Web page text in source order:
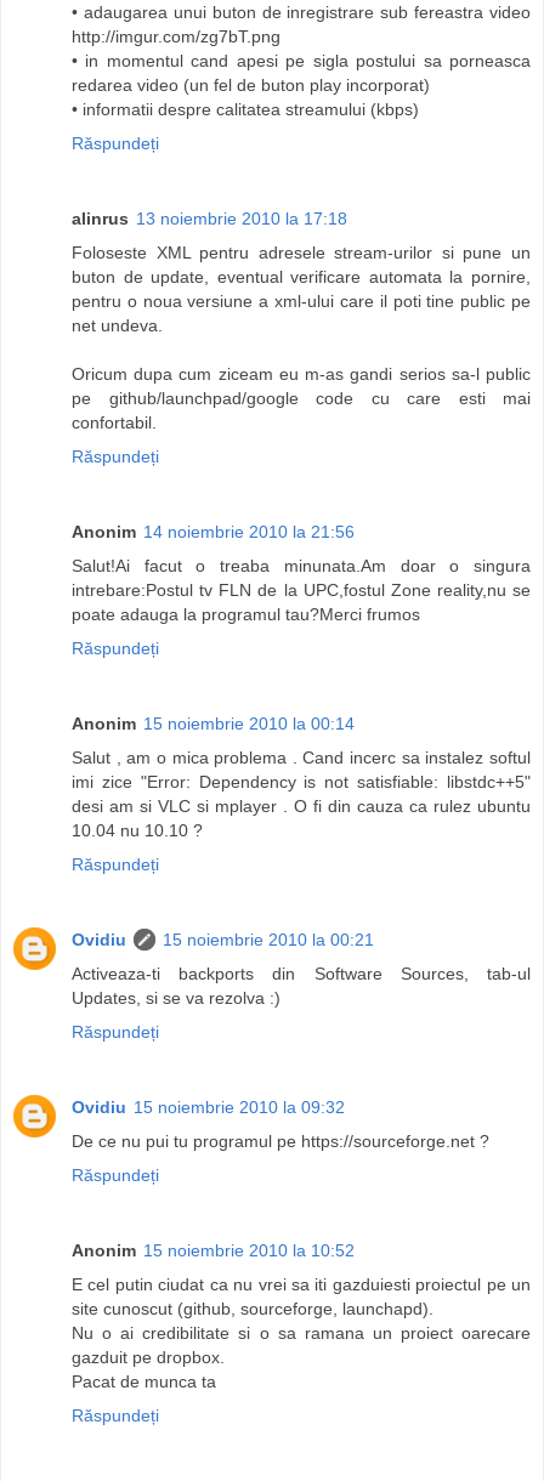
• adaugarea unui buton de inregistrare sub fereastra video
http://imgur.com/zg7bT.png
• in momentul cand apesi pe sigla postului sa porneasca
redarea video (un fel de buton play incorporat)
• informatii despre calitatea streamului (kbps)
Răspundeți
alinrus 13 noiembrie 2010 la 17:18
Foloseste XML pentru adresele stream-urilor si pune un
buton de update, eventual verificare automata la pornire,
pentru o noua versiune a xml-ului care il poti tine public pe
net undeva.
Oricum dupa cum ziceam eu m-as gandi serios sa-l public
pe github/launchpad/google code cu care esti mai
confortabil.
Răspundeți
Anonim 14 noiembrie 2010 la 21:56
Salut!Ai facut o treaba minunata.Am doar o singura
intrebare:Postul tv FLN de la UPC,fostul Zone reality,nu se
poate adauga la programul tau?Merci frumos
Răspundeți
Anonim 15 noiembrie 2010 la 00:14
Salut , am o mica problema . Cand incerc sa instalez softul
imi zice "Error: Dependency is not satisfiable: libstdc++5"
desi am si VLC si mplayer . O fi din cauza ca rulez ubuntu
10.04 nu 10.10 ?
Răspundeți
Ovidiu
15 noiembrie 2010 la 00:21
Activeaza-ti backports din Software Sources, tab-ul
Updates, si se va rezolva :)
Răspundeți
Ovidiu 15 noiembrie 2010 la 09:32
De ce nu pui tu programul pe https://sourceforge.net ?
Răspundeți
Anonim 15 noiembrie 2010 la 10:52
E cel putin ciudat ca nu vrei sa iti gazduiesti proiectul pe un
site cunoscut (github, sourceforge, launchapd).
Nu o ai credibilitate si o sa ramana un proiect oarecare
gazduit pe dropbox.
Pacat de munca ta
Răspundeți